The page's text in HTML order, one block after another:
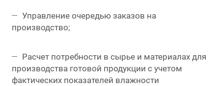
Управление очередью заказов на
производство;
Расчет потребности в сырье и материалах для
производства готовой продукции с учетом
фактических показателей влажности